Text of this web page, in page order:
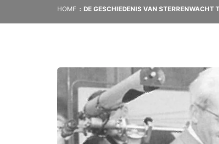
HOME DE GESCHIEDENIS VAN STERRENWACHT